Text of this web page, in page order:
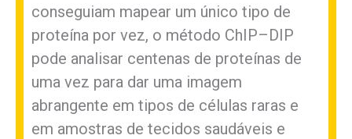
conseguiam mapear um único tipo de
proteína por vez, o método ChIP–DIP
pode analisar centenas de proteínas de
uma vez para dar uma imagem
abrangente em tipos de células raras e
em amostras de tecidos saudáveis ​​e